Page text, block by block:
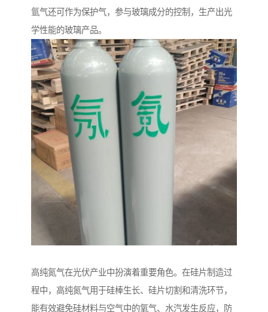
氩气还可作为保护气，参与玻璃成分的控制，生产出光
学性能的玻璃产品。​
高纯氮气在光伏产业中扮演着重要角色。在硅片制造过
程中，高纯氮气用于硅棒生长、硅片切割和清洗环节，
能有效避免硅材料与空气中的氧气、水汽发生反应，防